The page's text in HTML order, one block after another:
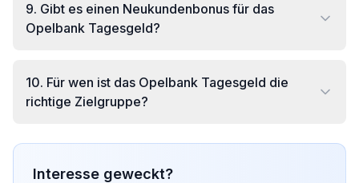
9. Gibt es einen Neukundenbonus für das
Opelbank Tagesgeld?
10. Für wen ist das Opelbank Tagesgeld die
richtige Zielgruppe?
Interesse geweckt?